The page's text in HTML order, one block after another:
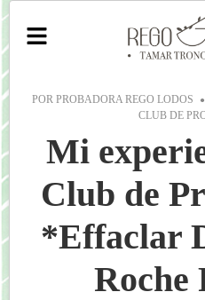
POR PROBADORA REGO LODOS
CLUB DE
Mi
Club de
*Effaclar
Roche